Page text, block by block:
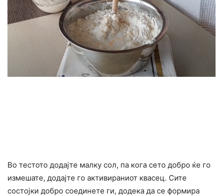
Во тестото додајте малку сол, па кога сето добро ќе го
измешате, додајте го активираниот квасец. Сите
состојки добро соединете ги, додека да се формира